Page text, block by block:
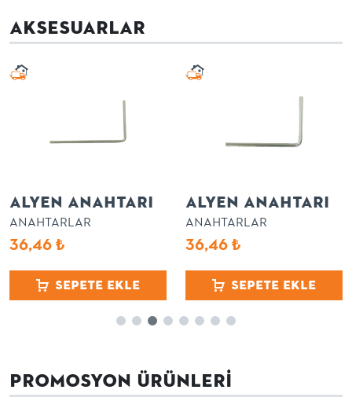
AKSESUARLAR
ALYEN ANAHTARI
ANAHTARLAR
36,46₺
Sepete Ekle
ALYEN ANAHTARI
ANAHTARLAR
36,46₺
Sepete Ekle
PROMOSYON ÜRÜNLERI